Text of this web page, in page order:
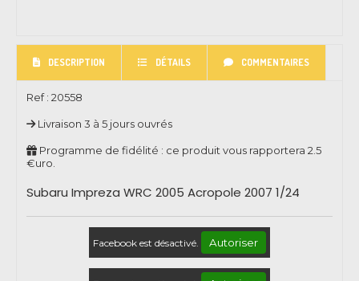
DESCRIPTION DÉTAILS COMMENTAIRES
Ref : 20558
Livraison 3 à 5 jours ouvrés
Programme de fidélité : ce produit vous rapportera 2.5
€uro.
Subaru Impreza WRC 2005 Acropole 2007 1/24
Facebook est désactivé. Autoriser